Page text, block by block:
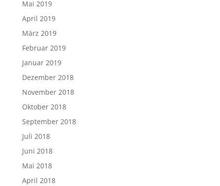
September 2018
Juli 2018
Juni 2018
Mai 2018
April 2018
März 2018
Februar 2018
Januar 2018
Dezember 2017
November 2017
Oktober 2017
September 2017